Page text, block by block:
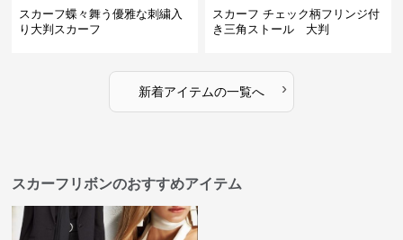
スカーフ蝶々舞う優雅な刺繍入
り大判スカーフ
スカーフ チェック柄フリンジ付
き三角ストール 大判
新着アイテムの一覧へ ›
スカーフリボンのおすすめアイテム